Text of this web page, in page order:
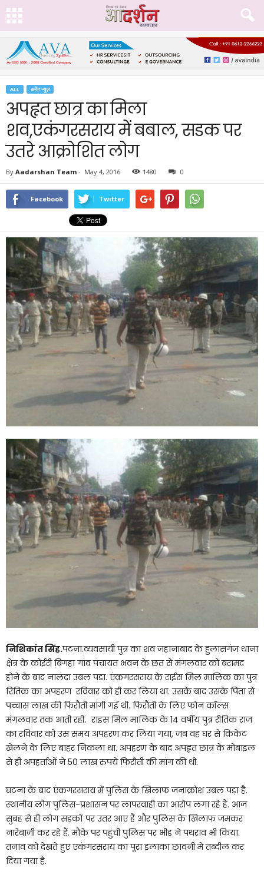
ALL करेंट न्यूज़
अपहृत छात्र का मिला
शव,एकंगरसराय में बबाल, सडक पर
उतरे आक्रोशित लोग
By Aadarshan Team - May 4, 2016 1480 0
Facebook Twitter
निशिकांत सिंह.पटना.व्यवसायी पुत्र का शव जहानाबाद के हुलासगंज थाना
क्षेत्र के कोईरी बिगहा गांव पंचायत भवन के छत से मंगलवार को बरामद
होने के बाद नालंदा उबल पडा. एंकगरसराय के राईस मिल मालिक का पुत्र
रितिक का अपहरण रविवार को ही कर लिया था. उसके बाद उसके पिता से
पच्चास लाख की फिरौती मांगी गई थी. फिरौती के लिए फोन कॉल्स
मंगलवार तक आती रहीं. राइस मिल मालिक के 14 वर्षीय पुत्र रीतिक राज
का रविवार को उस समय अपहरण कर लिया गया, जब वह घर से क्रिकेट
खेलने के लिए बाहर निकला था. अपहरण के बाद अपहृत छात्र के मोबाइल
से ही अपहर्ताओं ने 50 लाख रुपये फिरौती की मांग की थी.
घटना के बाद एंकगरसराय में पुलिस के खिलाफ जनाक्रोश उबल पड़ा है.
स्थानीय लोग पुलिस-प्रशासन पर लापरवाही का आरोप लगा रहे हैं. आज
सुबह से ही लोग सड़कों पर उतर आए हैं और पुलिस के खिलाफ जमकर
नारेबाजी कर रहे हैं. मौके पर पहुंची पुलिस पर भीड़ ने पथराव भी किया.
तनाव को देखते हुए एकंगरसराय का पूरा इलाका छावनी में तब्दील कर
दिया गया है.